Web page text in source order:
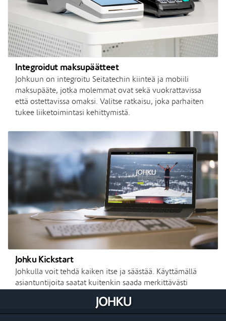
Integroidut maksupäätteet
Johkuun on integroitu Seitatechin kiinteä ja mobiili
maksupääte, jotka molemmat ovat sekä vuokrattavissa
että ostettavissa omaksi. Valitse ratkaisu, joka parhaiten
tukee liiketoimintasi kehittymistä.
Johku Kickstart
Johkulla voit tehdä kaiken itse ja säästää. Käyttämällä
asiantuntijoita saatat kuitenkin saada merkittävästi
teemme ensimmäisen vaiheen valmiiksi avaimet käteen -
periaatteella.